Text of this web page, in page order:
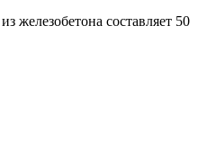
железобетона составляет 50